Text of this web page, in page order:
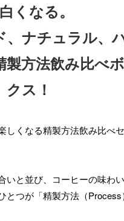
くなる。
、ナチュラル、
製方法飲み比べ
クス！
しくなる精製方法飲み比べ
いと並び、コーヒーの味わ
とつが「精製方法（Process